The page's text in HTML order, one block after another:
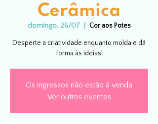
Cerâmica
domingo, 26/07
  |
Cor aos Potes
Desperte a criatividade enquanto molda e dá
forma às ideias!
Os ingressos não estão à venda
Ver outros eventos